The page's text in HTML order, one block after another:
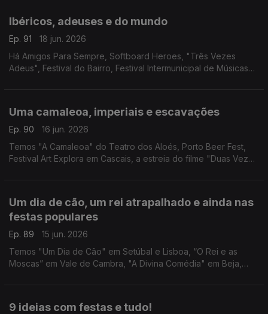
Ibéricos, adeuses e do mundo
Ep. 91
18 jun. 2026
Há Amigos Para Sempre, Softboard Heroes, "Três Vezes
Adeus", Festival do Bairro, Festival Intermunicipal de Músicas
Uma camaleoa, imperiais e escavações
Ep. 90
16 jun. 2026
Temos "A Camaleoa" do Teatro dos Aloés, Porto Beer Fest,
Festival Art Explora em Cascais, a estreia do filme "Duas Vezes
Um dia de cão, um rei atrapalhado e ainda nas
festas populares
Ep. 89
15 jun. 2026
Temos "Um Dia de Cão" em Setúbal e Lisboa, “O Rei e as
Moscas” em Vale de Cambra, "A Divina Comédia" em Beja,
9 ideias com festas e tudo!